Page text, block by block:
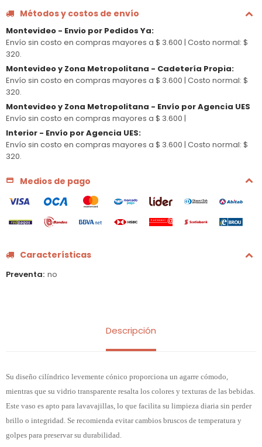
Métodos y costos de envío
Montevideo - Envio por Pedidos Ya:
Envío sin costo en compras mayores a $ 3.600 | Costo normal: $
320.
Montevideo y Zona Metropolitana - Cadetería Propia:
Envío sin costo en compras mayores a $ 3.600 | Costo normal: $
320.
Montevideo y Zona Metropolitana - Envío por Agencia UES
Envío sin costo en compras mayores a $ 3.600 |
Interior - Envío por Agencia UES:
Envío sin costo en compras mayores a $ 3.600 | Costo normal: $
320.
Medios de pago
Características
Preventa no
Descripción
Su diseño cilíndrico levemente cónico proporciona un agarre cómodo,
mientras que su vidrio transparente resalta los colores y texturas de las bebidas.
Este vaso es apto para lavavajillas, lo que facilita su limpieza diaria sin perder
brillo o integridad. Se recomienda evitar cambios bruscos de temperatura y
golpes para preservar su durabilidad.